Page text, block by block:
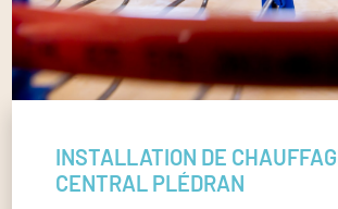
INSTALLATION DE
CENTRAL PLÉDRAN